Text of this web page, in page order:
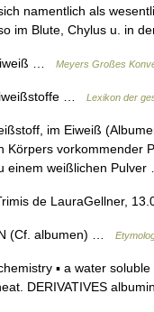
namentlich als
im Blute, Chylus u. in
… Meyers Großes
… Lexikon der
im Eiweiß
Körpers vorkommender
einem weißlichen
de LauraGellner,
(Cf. albumen) …
▪ a water
DERIVATIVES